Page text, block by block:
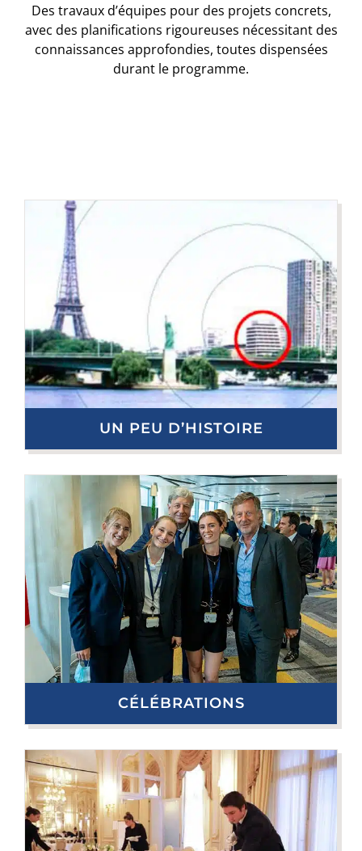
Des travaux d’équipes pour des projets concrets,
avec des planifications rigoureuses nécessitant des
connaissances approfondies, toutes dispensées
durant le programme.
UN PEU D’HISTOIRE
CÉLÉBRATIONS